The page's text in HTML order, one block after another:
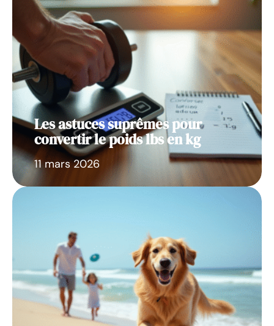
Les astuces suprêmes pour
convertir le poids lbs en kg
11 mars 2026